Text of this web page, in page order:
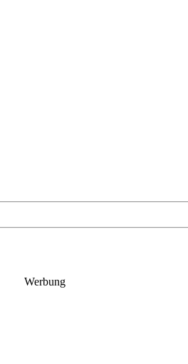
Werbung